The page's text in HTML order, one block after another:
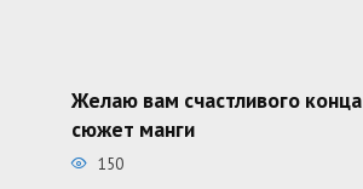
Желаю вам счастливого конца
сюжет манги
150